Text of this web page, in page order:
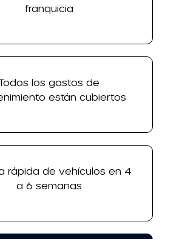
franquicia
los gastos de
están cubiertos
rápida de vehículos en 4
a 6 semanas